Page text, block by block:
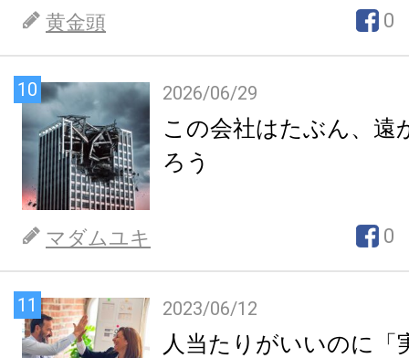
黄金頭 0
10 2026/06/29
この会社はたぶん、遠
ろう
マダムユキ 0
11 2023/06/12
人当たりがいいのに「